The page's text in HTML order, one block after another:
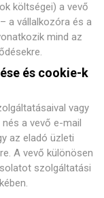
költségei) a vevő
a vállalkozóra és a
mind az
és cookie-k
vagy
a vevő e-mail
az eladó üzleti
A vevő különösen
szolgáltatási